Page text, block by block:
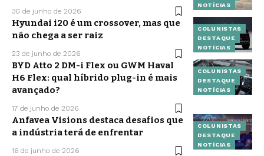
NOTÍCIAS
30 de junho de 2026
COLUNISTAS
DESTAQUE
NOTÍCIAS
Hyundai i20 é um crossover, mas que
não chega a ser raiz
23 de junho de 2026
COLUNISTAS
DESTAQUE
NOTÍCIAS
BYD Atto 2 DM-i Flex ou GWM Haval
H6 Flex: qual híbrido plug-in é mais
avançado?
17 de junho de 2026
COLUNISTAS
DESTAQUE
NOTÍCIAS
Anfavea Visions destaca desafios que
a indústria terá de enfrentar
16 de junho de 2026